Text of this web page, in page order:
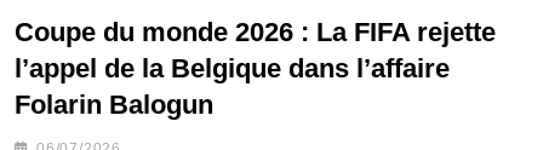
Coupe du monde 2026 : La FIFA rejette
l’appel de la Belgique dans l’affaire
Folarin Balogun